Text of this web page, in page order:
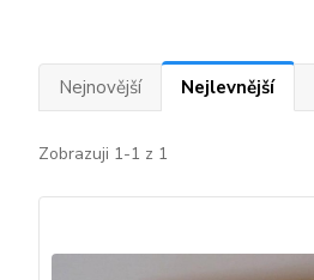
Nejnovější Nejlevnější
Zobrazuji 1-1 z 1